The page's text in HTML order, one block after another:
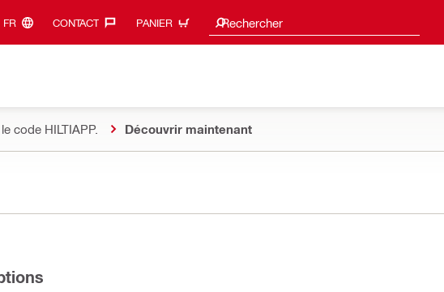
FR‎ CONTACT‎ PANIER Rechercher
Suggestions de recherche
code HILTIAPP. Découvrir maintenant